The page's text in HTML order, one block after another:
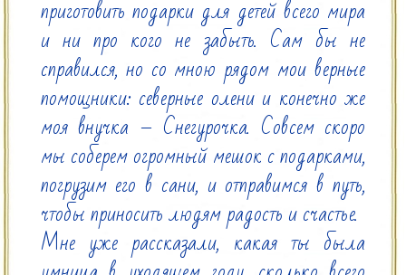
приготовить подарки для детей всего мира
и ни про кого не забыть. Сам бы не
справился, но со мною рядом мои верные
помощники: северные олени и конечно же
моя внучка – Снегурочка. Совсем скоро
мы соберем огромный мешок с подарками,
погрузим его в сани, и отправимся в путь,
чтобы приносить людям радость и счастье.
Мне уже рассказали, какая ты была